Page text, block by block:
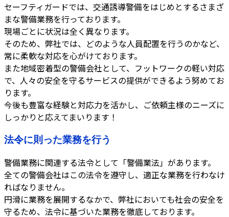
セーフティガードでは、交通誘導警備をはじめとするさまざ
まな警備業務を行っております。
現場ごとに状況は全く異なります。
そのため、弊社では、どのような人員配置を行うのかなど、
常に柔軟な対応を心がけております。
また地域密着型の警備会社として、フットワークの軽い対応
で、人々の安全を守るサービスの提供ができるよう努めてお
ります。
今後も豊富な経験と対応力を活かし、ご依頼主様のニーズに
しっかりと応えてまいります！
法令に則った業務を行う
警備業務に関連する法令として「警備業法」があります。
全ての警備会社はこの法令を遵守し、適正な業務を行わなけ
ればなりません。
円滑に業務を展開するなかで、弊社においても社会の安全を
守るため、法令に基づいた業務を徹底しております。